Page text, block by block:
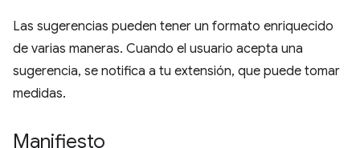
Las sugerencias pueden tener un formato enriquecido
de varias maneras. Cuando el usuario acepta una
sugerencia, se notifica a tu extensión, que puede tomar
medidas.
Manifiesto